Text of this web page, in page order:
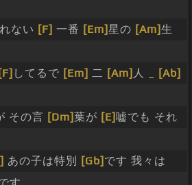
ない [F] 一番 [Em]星の [Am]生
[F] してるで [Em] 二 [Am] 人 _
[Ab]
その言 [Dm]葉が [E]嘘でも それ
あの子は特別 [Gb] です 我々は